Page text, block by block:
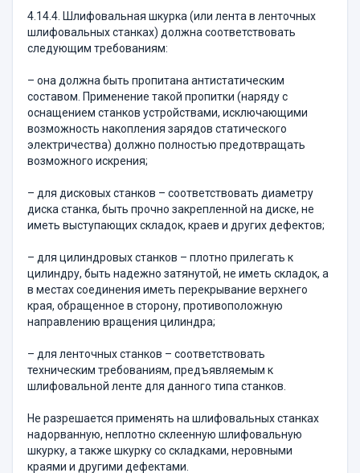
4.14.4. Шлифовальная шкурка (или лента в ленточных
шлифовальных станках) должна соответствовать
следующим требованиям:
– она должна быть пропитана антистатическим
составом. Применение такой пропитки (наряду с
оснащением станков устройствами, исключающими
возможность накопления зарядов статического
электричества) должно полностью предотвращать
возможного искрения;
– для дисковых станков – соответствовать диаметру
диска станка, быть прочно закрепленной на диске, не
иметь выступающих складок, краев и других дефектов;
– для цилиндровых станков – плотно прилегать к
цилиндру, быть надежно затянутой, не иметь складок, а
в местах соединения иметь перекрывание верхнего
края, обращенное в сторону, противоположную
направлению вращения цилиндра;
– для ленточных станков – соответствовать
техническим требованиям, предъявляемым к
шлифовальной ленте для данного типа станков.
Не разрешается применять на шлифовальных станках
надорванную, неплотно склеенную шлифовальную
шкурку, а также шкурку со складками, неровными
краями и другими дефектами.